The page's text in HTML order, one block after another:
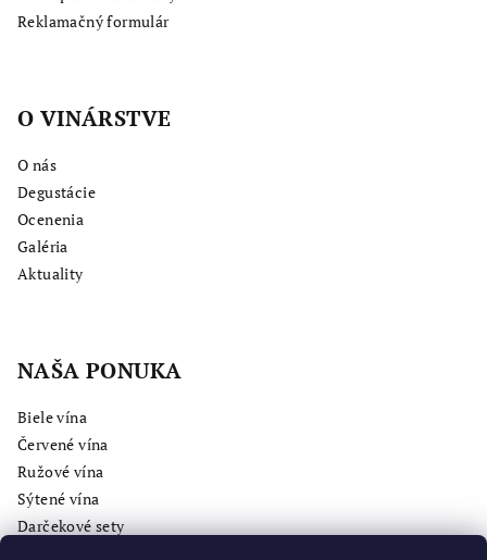
Reklamačný formulár
O VINÁRSTVE
O nás
Degustácie
Ocenenia
Galéria
Aktuality
NAŠA PONUKA
Biele vína
Červené vína
Ružové vína
Sýtené vína
Darčekové sety